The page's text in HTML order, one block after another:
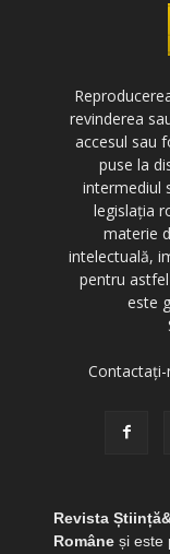
revinderea
accesul sau
puse la
intermediul
legislația
materie
intelectuală,
pentru
este
Revista
Româneși este